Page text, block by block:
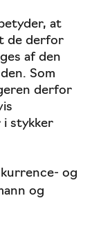
at
de derfor
af den
Som
derfor
stykker
og
og